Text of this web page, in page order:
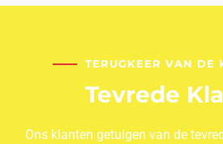
TERUGKEER VAN DE
Tevrede
Ons klanten getuigen van de